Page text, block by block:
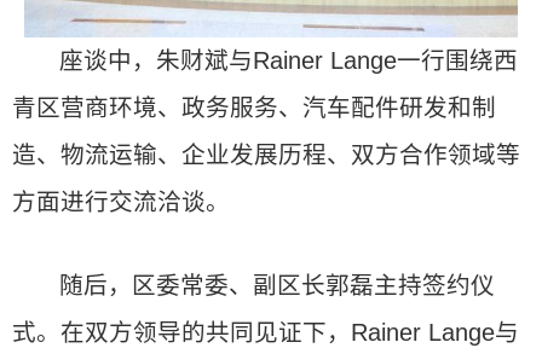
座谈中，朱财斌与Rainer Lange一行围绕西
青区营商环境、政务服务、汽车配件研发和制
造、物流运输、企业发展历程、双方合作领域等
方面进行交流洽谈。
随后，区委常委、副区长郭磊主持签约仪
式。在双方领导的共同见证下，Rainer Lange与